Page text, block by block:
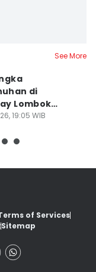
See More
di
Lombok
ke
19:05 WIB
of Services
Sitemap